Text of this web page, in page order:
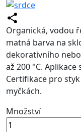
Organická, vodou
matná barva na
dekorativního
až 200 °C.
Certifikace pro
myčkách.
Množství